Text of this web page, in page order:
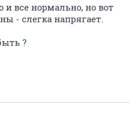
и все нормально, но вот
- слегка напрягает.
?